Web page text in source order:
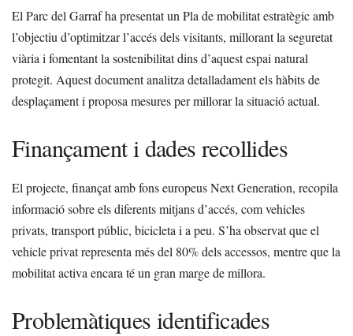
El Parc del Garraf ha presentat un Pla de mobilitat estratègic amb
l’objectiu d’optimitzar l’accés dels visitants, millorant la seguretat
viària i fomentant la sostenibilitat dins d’aquest espai natural
protegit. Aquest document analitza detalladament els hàbits de
desplaçament i proposa mesures per millorar la situació actual.
Finançament i dades recollides
El projecte, finançat amb fons europeus Next Generation, recopila
informació sobre els diferents mitjans d’accés, com vehicles
privats, transport públic, bicicleta i a peu. S’ha observat que el
vehicle privat representa més del 80% dels accessos, mentre que la
mobilitat activa encara té un gran marge de millora.
Problemàtiques identificades